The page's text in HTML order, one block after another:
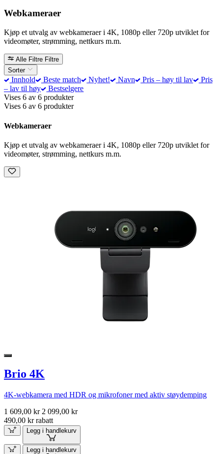
Webkameraer
Kjøp et utvalg av webkameraer i 4K, 1080p eller 720p utviklet for
videomøter, strømming, nettkurs m.m.
Alle Filtre Filtre
Sorter
Innhold Beste match Nyhet! Navn Pris – høy til lav
Pris
– lav til høy
Bestselgere
Vises 6 av 6 produkter
Vises 6 av 6 produkter
Webkameraer
Kjøp et utvalg av webkameraer i 4K, 1080p eller 720p utviklet for
videomøter, strømming, nettkurs m.m.
Brio 4K
4K-webkamera med HDR og mikrofoner med aktiv støydemping
1 609,00 kr 2 099,00 kr
490,00 kr rabatt
Legg i handlekurv
Legg i handlekurv